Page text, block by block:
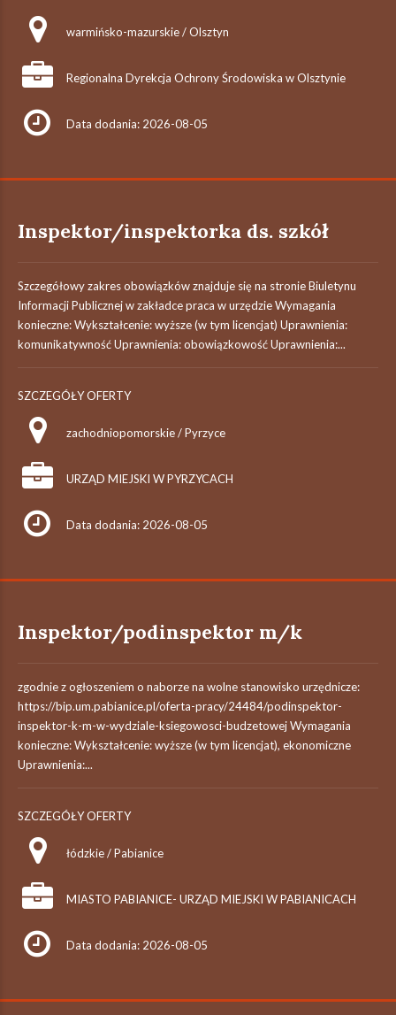
warmińsko-mazurskie / Olsztyn
Regionalna Dyrekcja Ochrony Środowiska w Olsztynie
Data dodania: 2026-08-05
Inspektor/inspektorka ds. szkół
Szczegółowy zakres obowiązków znajduje się na stronie Biuletynu
Informacji Publicznej w zakładce praca w urzędzie Wymagania
konieczne: Wykształcenie: wyższe (w tym licencjat) Uprawnienia:
komunikatywność Uprawnienia: obowiązkowość Uprawnienia:...
SZCZEGÓŁY OFERTY
zachodniopomorskie / Pyrzyce
URZĄD MIEJSKI W PYRZYCACH
Data dodania: 2026-08-05
Inspektor/podinspektor m/k
zgodnie z ogłoszeniem o naborze na wolne stanowisko urzędnicze:
https://bip.um.pabianice.pl/oferta-pracy/24484/podinspektor-
inspektor-k-m-w-wydziale-ksiegowosci-budzetowej Wymagania
konieczne: Wykształcenie: wyższe (w tym licencjat), ekonomiczne
Uprawnienia:...
SZCZEGÓŁY OFERTY
łódzkie / Pabianice
MIASTO PABIANICE- URZĄD MIEJSKI W PABIANICACH
Data dodania: 2026-08-05